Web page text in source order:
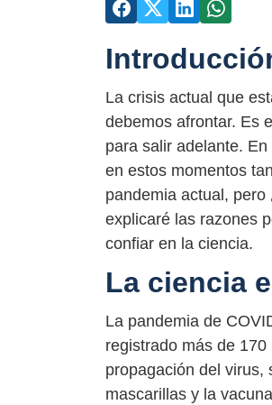
La crisis actual que
debemos afrontar. Es
para salir adelante.
en estos momentos
pandemia actual,
explicaré las razones
confiar en la ciencia.
La ciencia
La pandemia de
registrado más de
propagación del virus,
mascarillas y la